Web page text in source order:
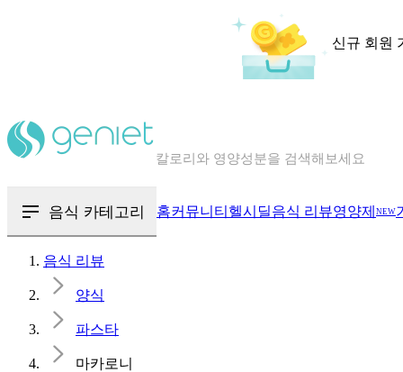
신규 회원
혈당 · 다이어트 음식 검색해보세요
음식 카테고리 홈커뮤니티 헬시딜음식 리뷰영양제 NEW
음식 리뷰
양식
파스타
마카로니